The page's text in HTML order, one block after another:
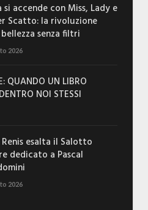
si accende con Miss, Lady e
Scatto: la rivoluzione
senza filtri
2026
QUANDO UN LIBRO
NOI STESSI
esalta il Salotto
dedicato a Pascal
2026